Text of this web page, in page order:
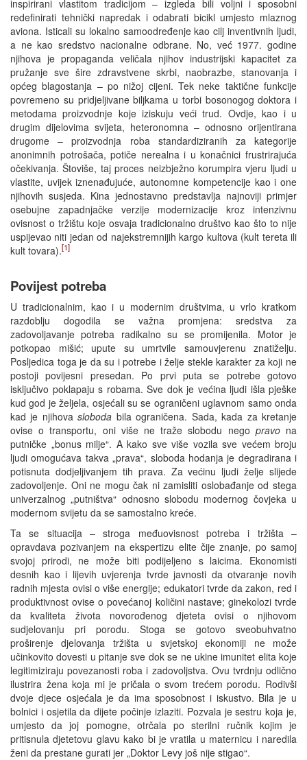
inspirirani vlastitom tradicijom – izgleda bili voljni i sposobni
redefinirati tehnički napredak i odabrati bicikl umjesto mlaznog
aviona. Isticali su lokalno samoodređenje kao cilj inventivnih ljudi,
a ne kao sredstvo nacionalne odbrane. No, već 1977. godine
njihova je propaganda veličala njihov industrijski kapacitet za
pružanje sve šire zdravstvene skrbi, naobrazbe, stanovanja i
općeg blagostanja – po nižoj cijeni. Tek neke taktične funkcije
povremeno su pridjeljivane biljkama u torbi bosonogog doktora i
metodama proizvodnje koje iziskuju veći trud. Ovdje, kao i u
drugim dijelovima svijeta, heteronomna – odnosno orijentirana
drugome – proizvodnja roba standardiziranih za kategorije
anonimnih potrošača, potiče nerealna i u konačnici frustrirajuća
očekivanja. Štoviše, taj proces neizbježno korumpira vjeru ljudi u
vlastite, uvijek iznenađujuće, autonomne kompetencije kao i one
njihovih susjeda. Kina jednostavno predstavlja najnoviji primjer
osebujne zapadnjačke verzije modernizacije kroz intenzivnu
ovisnost o tržištu koje osvaja tradicionalno društvo kao što to nije
uspijevao niti jedan od najekstremnijih kargo kultova (kult tereta ili
kult tovara).[1]
Povijest potreba
U tradicionalnim, kao i u modernim društvima, u vrlo kratkom
razdoblju dogodila se važna promjena: sredstva za
zadovoljavanje potreba radikalno su se promijenila. Motor je
potkopao mišić; upute su umrtvile samouvjerenu znatiželju.
Posljedica toga je da su i potrebe i želje stekle karakter za koji ne
postoji povijesni presedan. Po prvi puta se potrebe gotovo
isključivo poklapaju s robama. Sve dok je većina ljudi išla pješke
kud god je željela, osjećali su se ograničeni uglavnom samo onda
kad je njihovasloboda bila ograničena. Sada, kada za kretanje
ovise o transportu, oni više ne traže slobodu nego pravona
putničke „bonus milje“. A kako sve više vozila sve većem broju
ljudi omogućava takva „prava“, sloboda hodanja je degradirana i
potisnuta dodjeljivanjem tih prava. Za većinu ljudi želje slijede
zadovoljenje. Oni ne mogu čak ni zamisliti oslobađanje od stega
univerzalnog „putništva“ odnosno slobodu modernog čovjeka u
modernom svijetu da se samostalno kreće.
Ta se situacija – stroga međuovisnost potreba i tržišta –
opravdava pozivanjem na ekspertizu elite čije znanje, po samoj
svojoj prirodi, ne može biti podijeljeno s laicima. Ekonomisti
desnih kao i lijevih uvjerenja tvrde javnosti da otvaranje novih
radnih mjesta ovisi o više energije; edukatori tvrde da zakon, red i
produktivnost ovise o povećanoj količini nastave; ginekolozi tvrde
da kvaliteta života novorođenog djeteta ovisi o njihovom
sudjelovanju pri porodu. Stoga se gotovo sveobuhvatno
proširenje djelovanja tržišta u svjetskoj ekonomiji ne može
učinkovito dovesti u pitanje sve dok se ne ukine imunitet elita koje
legitimiziraju povezanosti roba i zadovoljstva. Ovu tvrdnju odlično
ilustrira žena koja mi je pričala o svom trećem porodu. Rodivši
dvoje djece osjećala je da ima sposobnost i iskustvo. Bila je u
bolnici i osjetila da dijete počinje izlaziti. Pozvala je sestru koja je,
umjesto da joj pomogne, otrčala po sterilni ručnik kojim je
pritisnula djetetovu glavu kako bi je vratila u maternicu i naredila
ženi da prestane gurati jer „Doktor Levy još nije stigao“.